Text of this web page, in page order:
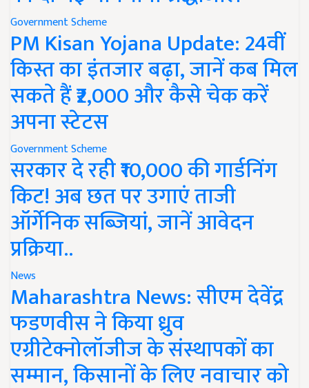
Government Scheme
PM Kisan Yojana Update: 24वीं
किस्त का इंतजार बढ़ा, जानें कब मिल
सकते हैं ₹2,000 और कैसे चेक करें
अपना स्टेटस
Government Scheme
सरकार दे रही ₹10,000 की गार्डनिंग
किट! अब छत पर उगाएं ताजी
ऑर्गेनिक सब्जियां, जानें आवेदन
प्रक्रिया..
News
Maharashtra News: सीएम देवेंद्र
फडणवीस ने किया ध्रुव
एग्रीटेक्नोलॉजीज के संस्थापकों का
सम्मान, किसानों के लिए नवाचार को